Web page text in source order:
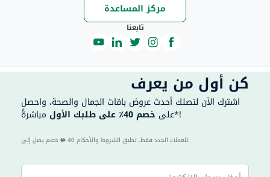
مركز المساعدة
تابعنا
كن أول من يعرف
اشترك الآن لتصلك أحدث عروض باقات الجمال والصحة، واحصل
على خصم 40٪ على طلبك الأول مباشرةً*!
40 للعملاء الجدد فقط. تطبق الشروط والأحكام.